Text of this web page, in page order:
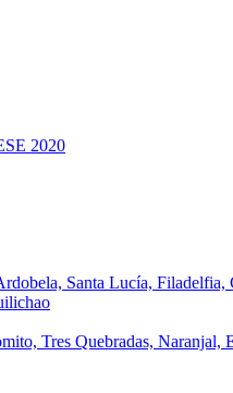
2020
Santa Lucía,
Tres Quebradas,